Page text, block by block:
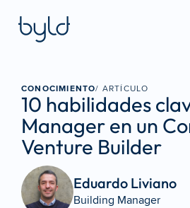
CONOCIMIENTO/ ARTÍCULO
10 habilidades
Manager en un
Venture Builder
Eduardo Liviano
Building Manager